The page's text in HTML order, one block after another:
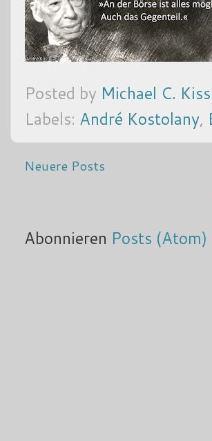
Posted by Michael C.
Labels: André Kostolany,
Neuere Posts
Abonnieren Posts (Atom)